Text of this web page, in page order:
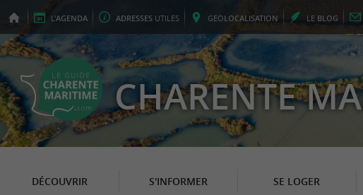
L'AGENDA ADRESSES UTILES GEOLOCALISATION LE BLOG
CHARENTE
DÉCOUVRIR S'INFORMER SE LOGER